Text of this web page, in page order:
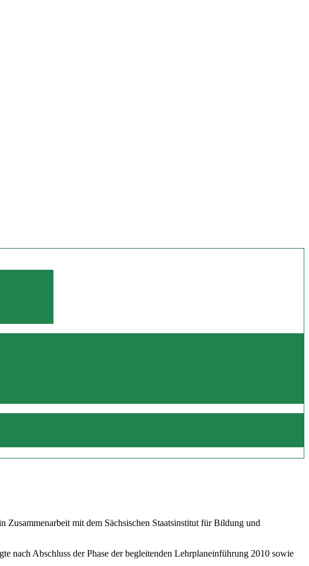
mit dem Sächsischen Staatsinstitut für Bildung und
nach Abschluss der Phase der begleitenden Lehrplaneinführung 2010 sowie